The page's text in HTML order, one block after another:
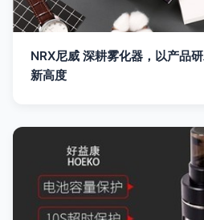
NRX尼威 深耕雾化器，以产品
新高度